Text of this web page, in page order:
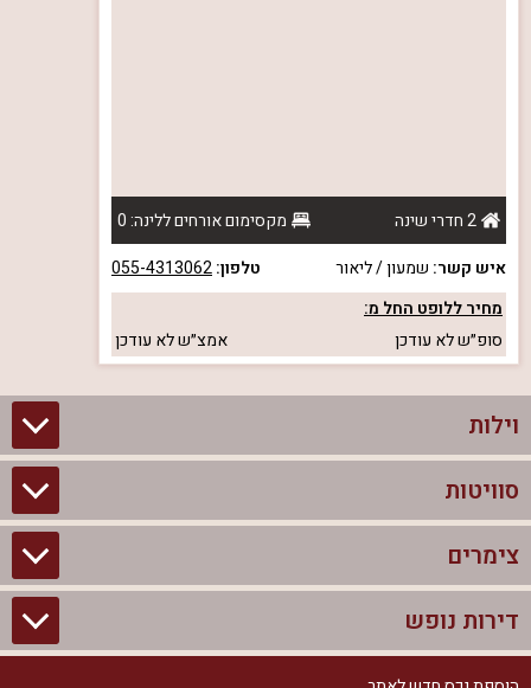
2 חדרי שינה
מקסימום אורחים ללינה: 0
איש קשר: שמעון / ליאור טלפון:055-4313062
מחיר ללופט החל מ:
סופ״שלא עודכן אמצ״שלא עודכן
וילות
וילות בצפון
וילות להשכרה
וילות למסיבת רווקים
סוויטות
סוויטות בצפון
צימרים לזוגות עם בריכה פרטית
צימרים
צימרים בצפון
צימרים לזוגות
דירות נופש